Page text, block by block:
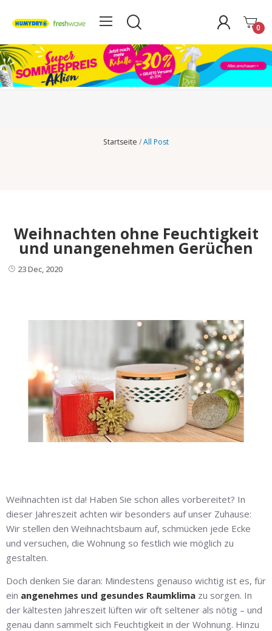
0
Startseite All Post
Weihnachten ohne Feuchtigkeit
und unangenehmen Gerüchen
23 Dec, 2020
Weihnachten ist da! Haben Sie schon alles vorbereitet? In
dieser Jahreszeit achten wir besonders auf unser Zuhause:
Wir stellen den Weihnachtsbaum auf, schmücken jede Ecke
und versuchen, die Wohnung so festlich wie möglich zu
gestalten.
Doch denken Sie daran: Mindestens genauso wichtig ist es, für
ein angenehmes und gesundes Raumklima zu sorgen. In
der kältesten Jahreszeit lüften wir oft seltener als nötig – und
genau dann sammelt sich Feuchtigkeit in der Wohnung. Hinzu